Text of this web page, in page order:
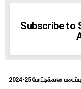
NEWSLETTER
Subscribe to
2024-25 போட்டிக்கான